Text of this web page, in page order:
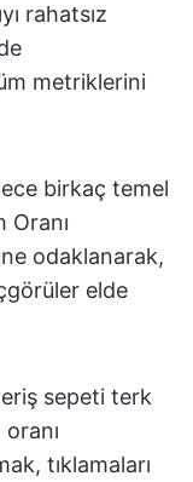
rahatsız
metriklerini
birkaç temel
Oranı
odaklanarak,
elde
sepeti terk
tıklamaları